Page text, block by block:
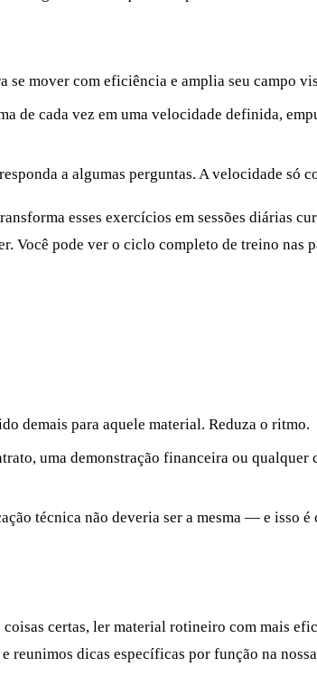
se mover com eficiência e amplia seu campo
de cada vez em uma velocidade definida,
a algumas perguntas. A velocidade só
esses exercícios em sessões diárias
Você pode ver o ciclo completo de treino nas
demais para aquele material. Reduza o ritmo.
uma demonstração financeira ou qualquer
técnica não deveria ser a mesma — e isso é
certas, ler material rotineiro com mais
reunimos dicas específicas por função na